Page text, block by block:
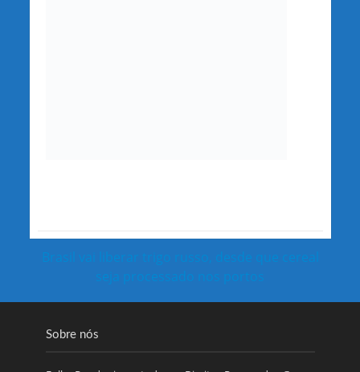
Brasil vai liberar trigo russo, desde que cereal
seja processado nos portos
Sobre nós